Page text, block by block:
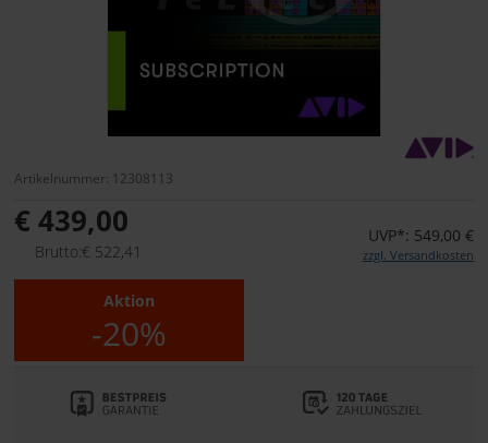
Artikelnummer: 12308113
€ 439,00
Brutto:€ 522,41
UVP*: 549,00 €
zzgl. Versandkosten
Aktion
-20%